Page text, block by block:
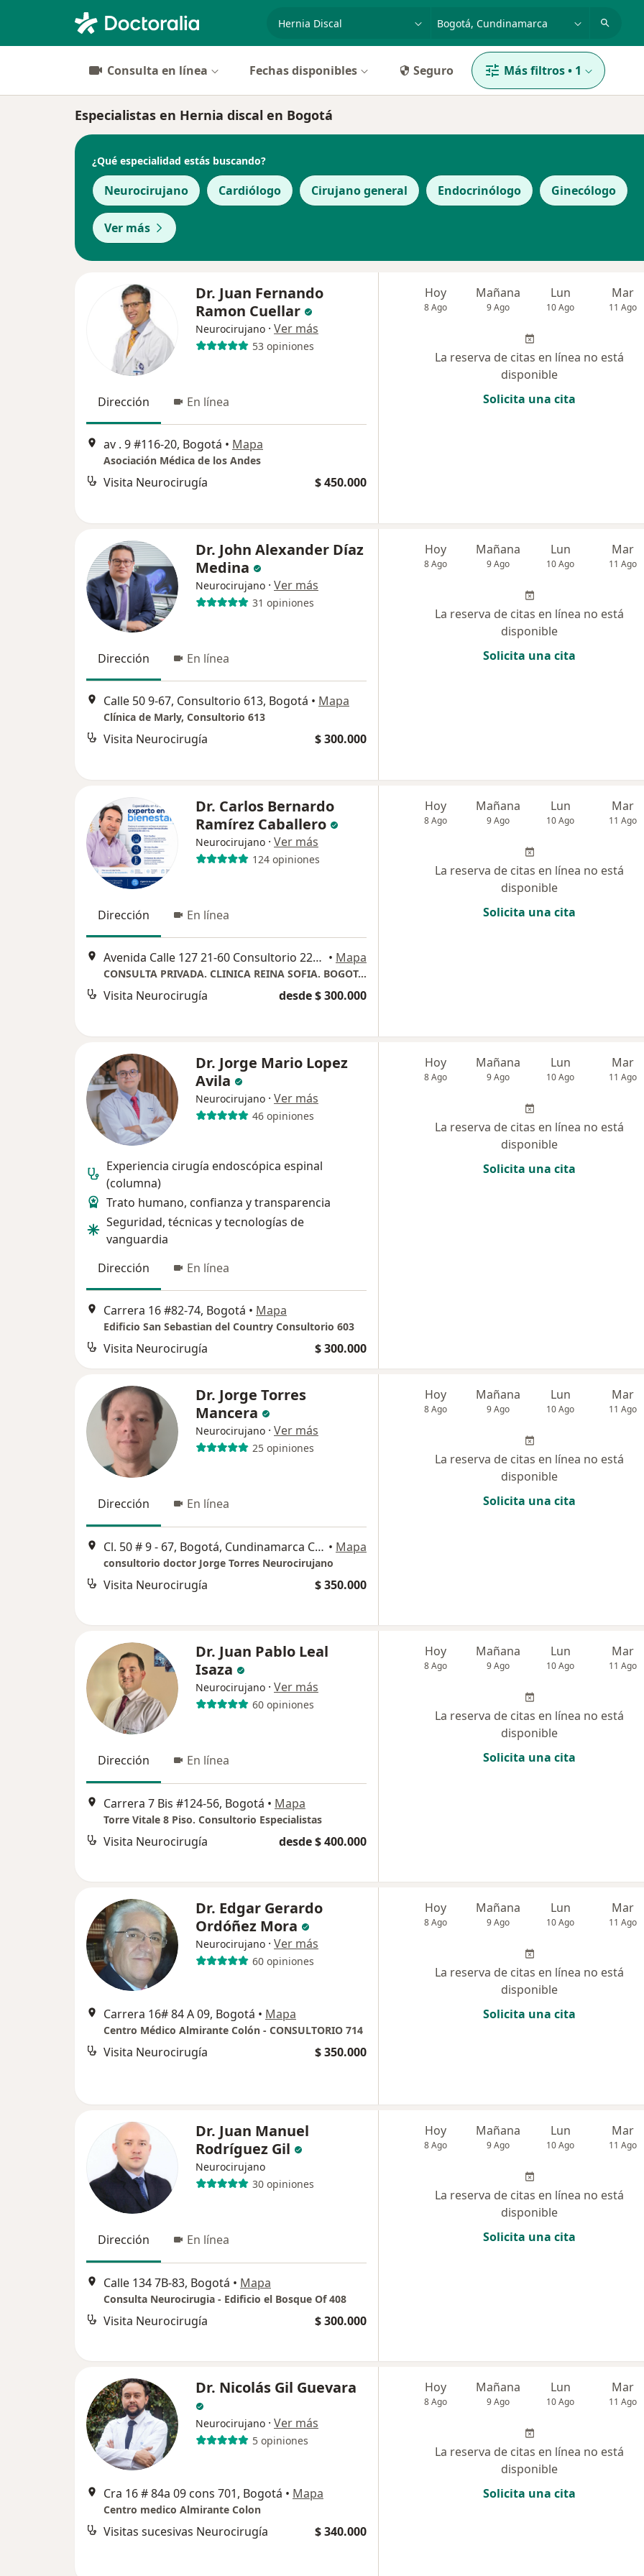
especialidad, enfermedad o nombre
p. ej. Bogotá
Consulta en línea Fechas disponibles Seguro Más filtros• 1
Especialistas en Hernia discal en Bogotá
¿Qué especialidad estás buscando?
Neurocirujano Cardiólogo Cirujano general Endocrinólogo Ginecólogo
Ver más
Dr. Juan Fernando
Ramon Cuellar
Neurocirujano · Ver más
53 opiniones
Dirección En línea
av . 9 #116-20, Bogotá • Mapa
Asociación Médica de los Andes
Visita Neurocirugía $ 450.000
Hoy
8 Ago
Mañana
9 Ago
Lun
10 Ago
Mar
11 Ago
La reserva de citas en línea no está
disponible
Solicita una cita
Dr. John Alexander Díaz
Medina
Neurocirujano · Ver más
31 opiniones
Dirección En línea
Calle 50 9-67, Consultorio 613, Bogotá • Mapa
Clínica de Marly, Consultorio 613
Visita Neurocirugía $ 300.000
Hoy
8 Ago
Mañana
9 Ago
Lun
10 Ago
Mar
11 Ago
La reserva de citas en línea no está
disponible
Solicita una cita
Dr. Carlos Bernardo
Ramírez Caballero
Neurocirujano · Ver más
124 opiniones
Dirección En línea
Avenida Calle 127 21-60 Consultorio 222. Clinica Reina Sofía, Bogotá • Mapa
CONSULTA PRIVADA. CLINICA REINA SOFIA. BOGOTA COLOMBIA
Visita Neurocirugía desde $ 300.000
Hoy
8 Ago
Mañana
9 Ago
Lun
10 Ago
Mar
11 Ago
La reserva de citas en línea no está
disponible
Solicita una cita
Dr. Jorge Mario Lopez
Avila
Neurocirujano · Ver más
46 opiniones
Experiencia cirugía endoscópica espinal
(columna)
Trato humano, confianza y transparencia
⁠Seguridad, técnicas y tecnologías de
vanguardia
Dirección
En línea
Carrera 16 #82-74, Bogotá • Mapa
Edificio San Sebastian del Country Consultorio 603
Visita Neurocirugía $ 300.000
Hoy
8 Ago
Mañana
9 Ago
Lun
10 Ago
Mar
11 Ago
La reserva de citas en línea no está
disponible
Solicita una cita
Dr. Jorge Torres
Mancera
Neurocirujano · Ver más
25 opiniones
Dirección En línea
Cl. 50 # 9 - 67, Bogotá, Cundinamarca Consultorio 317, Bogotá • Mapa
consultorio doctor Jorge Torres Neurocirujano
Visita Neurocirugía $ 350.000
Hoy
8 Ago
Mañana
9 Ago
Lun
10 Ago
Mar
11 Ago
La reserva de citas en línea no está
disponible
Solicita una cita
Dr. Juan Pablo Leal
Isaza
Neurocirujano · Ver más
60 opiniones
Dirección En línea
Carrera 7 Bis #124-56, Bogotá • Mapa
Torre Vitale 8 Piso. Consultorio Especialistas
Visita Neurocirugía desde $ 400.000
Hoy
8 Ago
Mañana
9 Ago
Lun
10 Ago
Mar
11 Ago
La reserva de citas en línea no está
disponible
Solicita una cita
Dr. Edgar Gerardo
Ordóñez Mora
Neurocirujano · Ver más
60 opiniones
Carrera 16# 84 A 09, Bogotá • Mapa
Centro Médico Almirante Colón - CONSULTORIO 714
Visita Neurocirugía $ 350.000
Hoy
8 Ago
Mañana
9 Ago
Lun
10 Ago
Mar
11 Ago
La reserva de citas en línea no está
disponible
Solicita una cita
Dr. Juan Manuel
Rodríguez Gil
Neurocirujano
30 opiniones
Dirección En línea
Calle 134 7B-83, Bogotá • Mapa
Consulta Neurocirugia - Edificio el Bosque Of 408
Visita Neurocirugía $ 300.000
Hoy
8 Ago
Mañana
9 Ago
Lun
10 Ago
Mar
11 Ago
La reserva de citas en línea no está
disponible
Solicita una cita
Dr. Nicolás Gil Guevara
Neurocirujano · Ver más
5 opiniones
Cra 16 # 84a 09 cons 701, Bogotá • Mapa
Centro medico Almirante Colon
Visitas sucesivas Neurocirugía $ 340.000
Hoy
8 Ago
Mañana
9 Ago
Lun
10 Ago
Mar
11 Ago
La reserva de citas en línea no está
disponible
Solicita una cita